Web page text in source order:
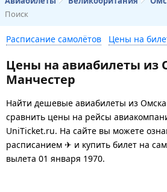
Поиск
Расписание самолётов Цены на
Цены на авиабилеты из
Манчестер
Найти дешевые авиабилеты из
сравнить цены на рейсы
UniTicket.ru. На сайте вы можете
расписанием ✈ и купить билет на
вылета 01 января 1970.